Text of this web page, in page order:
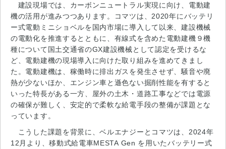
建設現場では、カーボンニュートラル実現に向け、電動建
機の活用が進みつつあります。コマツは、2020年にバッテリ
ー式電動ミニショベルを国内市場に導入して以来、建設機械
の電動化を推進するとともに、有線式を含めた電動建機９機
種について国土交通省のGX建設機械として認定を受けるな
ど、電動建機の現場導入に向けた取り組みを進めてきまし
た。電動建機は、稼働時に排出ガスを発生させず、騒音や廃
熱が少ないほか、エンジン車と遜色ない掘削性能を有すると
いった特長がある一方、屋外の土木・道路工事などでは電源
の確保が難しく、安定的で柔軟な給電手段の整備が課題とな
っています。
こうした課題を背景に、ベルエナジーとコマツは、2024年
12月より、移動式給電車MESTA Gen を用いたバッテリー式